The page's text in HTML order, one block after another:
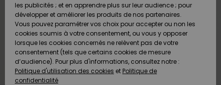
Snow
Nouveautés
Snow
Nouveautés
Communauté
A
Découvrir
Communauté
OUTLET
AIDE &
CONTACT
Cadeau
Quiksilver
Freedom
Protection
des
MAGASINS
les publicités ; et en apprendre plus sur leur audience ; pour
développer et améliorer les produits de nos partenaires.
Vous pouvez paramétrer vos choix pour accepter ou non les
cookies soumis à votre consentement, ou vous y opposer
lorsque les cookies concernés ne relèvent pas de votre
consentement (tels que certains cookies de mesure
d’audience). Pour plus d'informations, consultez notre :
Politique d'utilisation des cookies et Politique de
confidentialité